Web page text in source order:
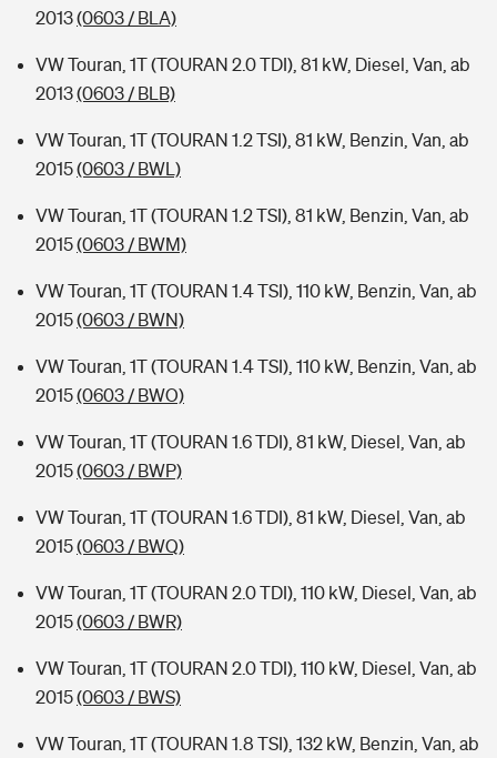
2013(0603 / BLA)
VW Touran, 1T (TOURAN 2.0 TDI), 81 kW, Diesel, Van, ab
2013(0603 / BLB)
VW Touran, 1T (TOURAN 1.2 TSI), 81 kW, Benzin, Van, ab
2015(0603 / BWL)
VW Touran, 1T (TOURAN 1.2 TSI), 81 kW, Benzin, Van, ab
2015(0603 / BWM)
VW Touran, 1T (TOURAN 1.4 TSI), 110 kW, Benzin, Van, ab
2015(0603 / BWN)
VW Touran, 1T (TOURAN 1.4 TSI), 110 kW, Benzin, Van, ab
2015(0603 / BWO)
VW Touran, 1T (TOURAN 1.6 TDI), 81 kW, Diesel, Van, ab
2015(0603 / BWP)
VW Touran, 1T (TOURAN 1.6 TDI), 81 kW, Diesel, Van, ab
2015(0603 / BWQ)
VW Touran, 1T (TOURAN 2.0 TDI), 110 kW, Diesel, Van, ab
2015(0603 / BWR)
VW Touran, 1T (TOURAN 2.0 TDI), 110 kW, Diesel, Van, ab
2015(0603 / BWS)
VW Touran, 1T (TOURAN 1.8 TSI), 132 kW, Benzin, Van, ab